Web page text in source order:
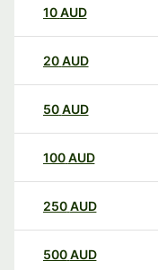
10AUD
20AUD
50AUD
100AUD
250AUD
500AUD